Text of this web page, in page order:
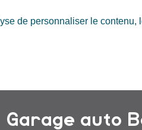
de personnaliser le contenu,
Garage auto